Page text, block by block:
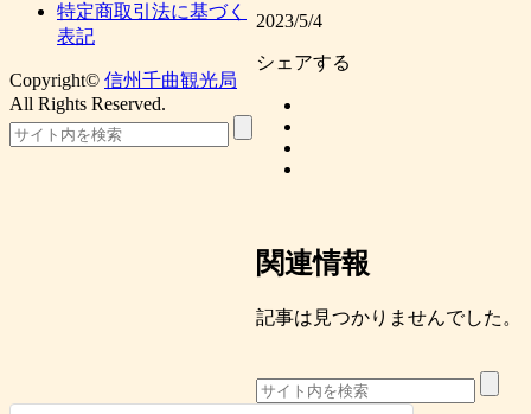
2023/5/4
シェアする
関連情報
記事は見つかりませんでした。
特定商取引法に基づく
表記
Copyright© 信州千曲観光局
All Rights Reserved.